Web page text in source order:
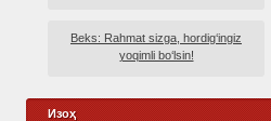
Beks: Rahmat sizga, hordig‘ingiz
yoqimli bo‘lsin!
Изоҳ